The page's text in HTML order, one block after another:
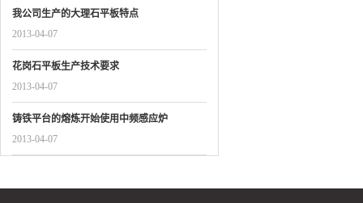
我公司生产的大理石平板特点
2013-04-07
花岗石平板生产技术要求
2013-04-07
铸铁平台的熔炼开始使用中频感应炉
2013-04-07